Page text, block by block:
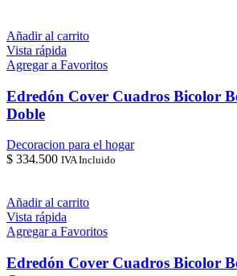
Añadir al carrito
Vista rápida
Agregar a Favoritos
Edredón Cover Cuadros Bicolor
Doble
Decoracion para el hogar
$ 334.500 IVA Incluido
Añadir al carrito
Vista rápida
Agregar a Favoritos
Edredón Cover Cuadros Bicolor